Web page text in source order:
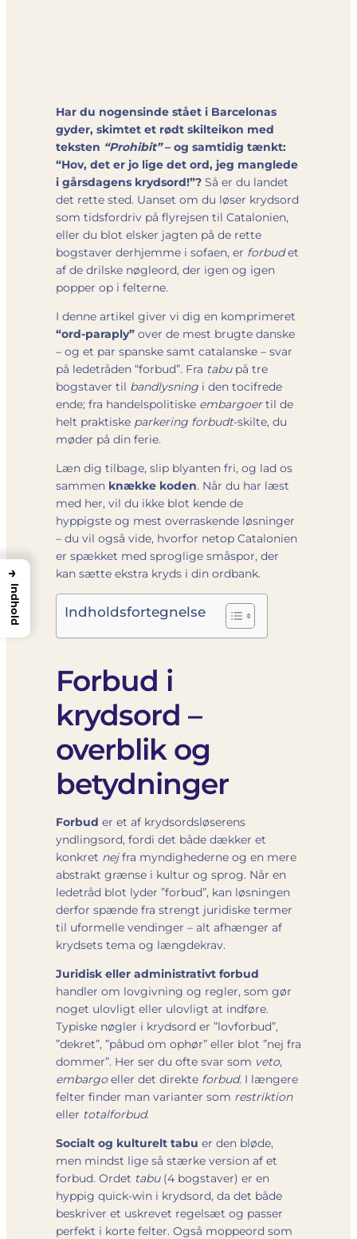
Har du nogensinde stået i Barcelonas
gyder, skimtet et rødt skilteikon med
teksten “Prohibit”– og samtidig tænkt:
“Hov, det er jo lige det ord, jeg manglede
i gårsdagens krydsord!”? Så er du landet
det rette sted. Uanset om du løser krydsord
som tidsfordriv på flyrejsen til Catalonien,
eller du blot elsker jagten på de rette
bogstaver derhjemme i sofaen, er forbudet
af de drilske nøgleord, der igen og igen
popper op i felterne.
I denne artikel giver vi dig en komprimeret
“ord-paraply” over de mest brugte danske
– og et par spanske samt catalanske – svar
på ledetråden “forbud”. Fra tabupå tre
bogstaver til bandlysning i den tocifrede
ende; fra handelspolitiske embargoertil de
helt praktiske parkering forbudt-skilte, du
møder på din ferie.
Læn dig tilbage, slip blyanten fri, og lad os
sammen knække koden. Når du har læst
med her, vil du ikke blot kende de
hyppigste og mest overraskende løsninger
– du vil også vide, hvorfor netop Catalonien
er spækket med sproglige småspor, der
kan sætte ekstra kryds i din ordbank.
Indholdsfortegnelse
Forbud i
krydsord –
overblik og
betydninger
Forbud er et af krydsordsløserens
yndlingsord, fordi det både dækker et
konkret nejfra myndighederne og en mere
abstrakt grænse i kultur og sprog. Når en
ledetråd blot lyder ”forbud”, kan løsningen
derfor spænde fra strengt juridiske termer
til uformelle vendinger – alt afhænger af
krydsets tema og længdekrav.
Juridisk eller administrativt forbud
handler om lovgivning og regler, som gør
noget ulovligt eller ulovligt at indføre.
Typiske nøgler i krydsord er ”lovforbud”,
”dekret”, ”påbud om ophør” eller blot ”nej fra
dommer”. Her ser du ofte svar som veto,
embargoeller det direkte forbud. I længere
felter finder man varianter som restriktion
eller totalforbud.
Socialt og kulturelt tabu er den bløde,
men mindst lige så stærke version af et
forbud. Ordet tabu(4 bogstaver) er en
hyppig quick-win i krydsord, da det både
beskriver et uskrevet regelsæt og passer
perfekt i korte felter. Også moppeord som
→
Indhold